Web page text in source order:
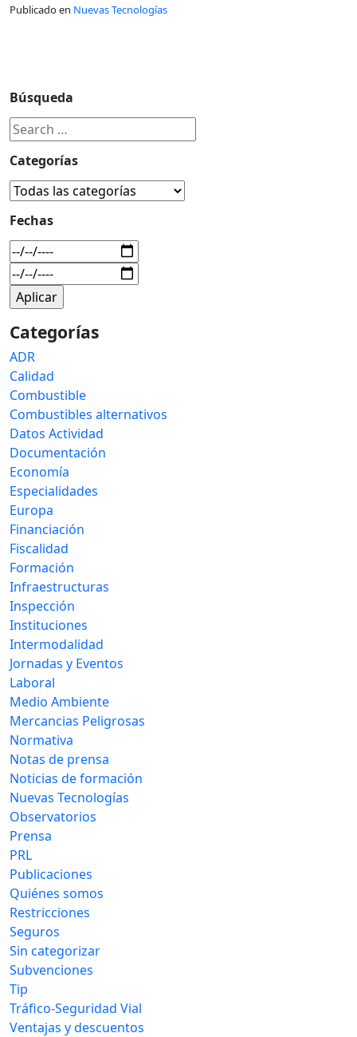
Publicado en Nuevas Tecnologías
Búsqueda
Categorías
Fechas
Categorías
ADR
Calidad
Combustible
Combustibles alternativos
Datos Actividad
Documentación
Economía
Especialidades
Europa
Financiación
Fiscalidad
Formación
Infraestructuras
Inspección
Instituciones
Intermodalidad
Jornadas y Eventos
Laboral
Medio Ambiente
Mercancias Peligrosas
Normativa
Notas de prensa
Noticias de formación
Nuevas Tecnologías
Observatorios
Prensa
PRL
Publicaciones
Quiénes somos
Restricciones
Seguros
Sin categorizar
Subvenciones
Tip
Tráfico-Seguridad Vial
Ventajas y descuentos